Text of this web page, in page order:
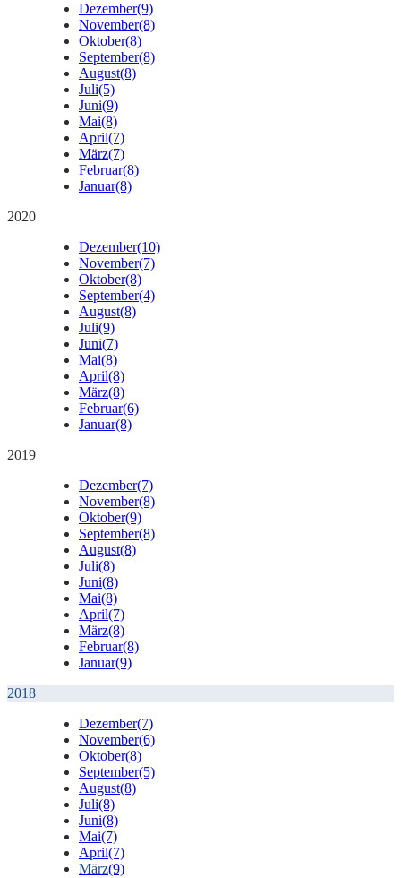
Dezember(9)
November(8)
Oktober(8)
September(8)
August(8)
Juli(5)
Juni(9)
Mai(8)
April(7)
März(7)
Februar(8)
Januar(8)
2020
Dezember(10)
November(7)
Oktober(8)
September(4)
August(8)
Juli(9)
Juni(7)
Mai(8)
April(8)
März(8)
Februar(6)
Januar(8)
2019
Dezember(7)
November(8)
Oktober(9)
September(8)
August(8)
Juli(8)
Juni(8)
Mai(8)
April(7)
März(8)
Februar(8)
Januar(9)
2018
Dezember(7)
November(6)
Oktober(8)
September(5)
August(8)
Juli(8)
Juni(8)
Mai(7)
April(7)
März(9)